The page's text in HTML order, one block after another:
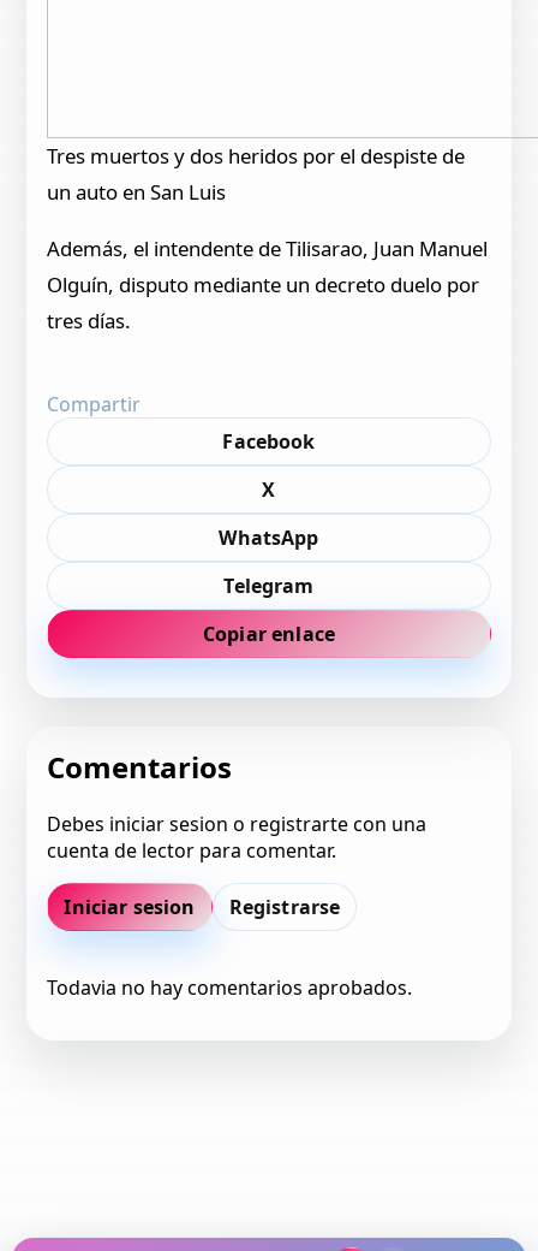
Tres muertos y dos heridos por el despiste de
un auto en San Luis
Además, el intendente de Tilisarao, Juan Manuel
Olguín, disputo mediante un decreto duelo por
tres días.
Compartir
Facebook
X
WhatsApp
Telegram
Copiar enlace
Comentarios
Debes iniciar sesion o registrarte con una
cuenta de lector para comentar.
Iniciar sesion Registrarse
Todavia no hay comentarios aprobados.